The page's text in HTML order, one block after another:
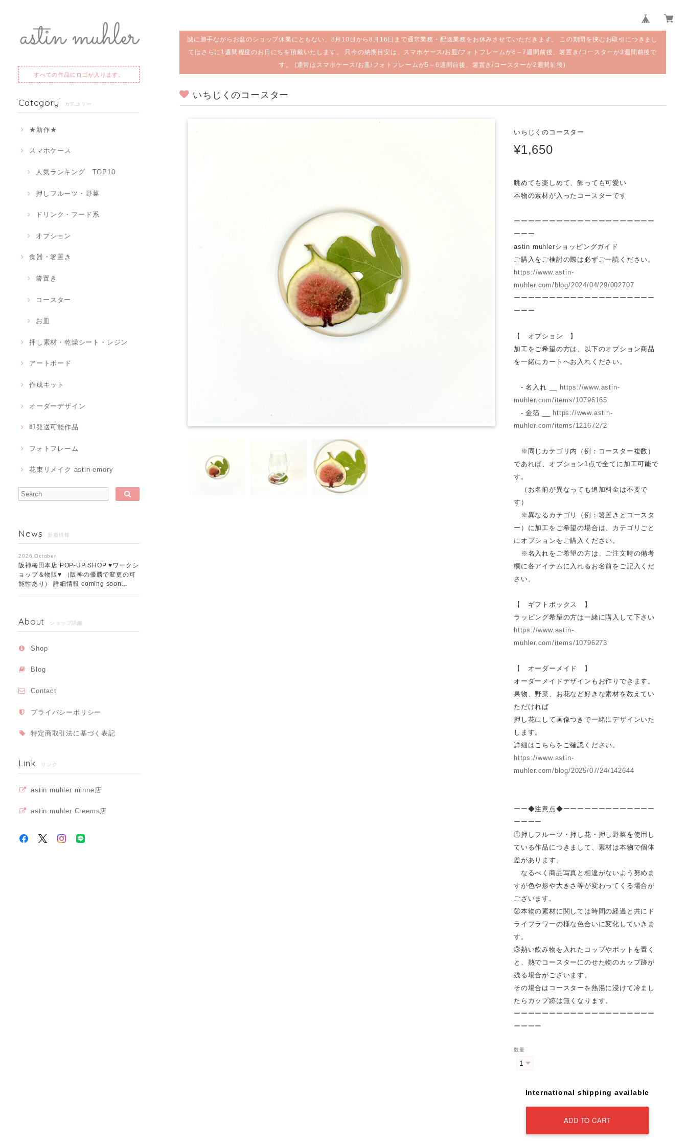
すべての作品にロゴが入ります。
Category カテゴリー
★新作★
スマホケース
人気ランキング TOP10
押しフルーツ・野菜
ドリンク・フード系
オプション
食器・箸置き
箸置き
コースター
お皿
押し素材・乾燥シート・レジン
アートボード
作成キット
オーダーデザイン
即発送可能作品
フォトフレーム
花束リメイク astin emory
News 新着情報
2026.October
阪神梅田本店 POP-UP SHOP ♥ワークシ
ョップ＆物販♥ （阪神の優勝で変更の可
能性あり） 詳細情報 coming soon...
About ショップ詳細
Shop
Blog
Contact
プライバシーポリシー
特定商取引法に基づく表記
Link リンク
astin muhler minne店
astin muhler Creema店
誠に勝手ながらお盆のショップ休業にともない、8月10日から8月16日まで通常業務・配送業務をお休みさせていただきます。 この期間を挟むお取引につきまし
てはさらに1週間程度のお日にちを頂戴いたします。 只今の納期目安は、スマホケース/お皿/フォトフレームが6～7週間前後、箸置き/コースターが3週間前後で
す。 (通常はスマホケース/お皿/フォトフレームが5～6週間前後、箸置き/コースターが2週間前後)
いちじくのコースター
いちじくのコースター
¥1,650
眺めても楽しめて、飾っても可愛い
本物の素材が入ったコースターです
ーーーーーーーーーーーーーーーーーーーー
ーーー
astin muhlerショッピングガイド
ご購入をご検討の際は必ずご一読ください。
https://www.astin-
muhler.com/blog/2024/04/29/002707
ーーーーーーーーーーーーーーーーーーーー
ーーー
【 オプション 】
加工をご希望の方は、以下のオプション商品
を一緒にカートへお入れください。
- 名入れ __
https://www.astin-
muhler.com/items/10796165
- 金箔 __
https://www.astin-
muhler.com/items/12167272
※同じカテゴリ内（例：コースター複数）
であれば、オプション1点で全てに加工可能で
す。
（お名前が異なっても追加料金は不要で
す）
※異なるカテゴリ（例：箸置きとコースタ
ー）に加工をご希望の場合は、カテゴリごと
にオプションをご購入ください。
※名入れをご希望の方は、ご注文時の備考
欄に各アイテムに入れるお名前をご記入くだ
さい。
【 ギフトボックス 】
ラッピング希望の方は一緒に購入して下さい
https://www.astin-
muhler.com/items/10796273
【 オーダーメイド 】
オーダーメイドデザインもお作りできます。
果物、野菜、お花など好きな素材を教えてい
ただければ
押し花にして画像つきで一緒にデザインいた
します。
詳細はこちらをご確認ください。
https://www.astin-
muhler.com/blog/2025/07/24/142644
ーー◆注意点◆ーーーーーーーーーーーーー
ーーーー
①押しフルーツ・押し花・押し野菜を使用し
ている作品につきまして、素材は本物で個体
差があります。
なるべく商品写真と相違がないよう努めま
すが色や形や大きさ等が変わってくる場合が
ございます。
②本物の素材に関しては時間の経過と共にド
ライフラワーの様な色合いに変化していきま
す。
③熱い飲み物を入れたコップやポットを置く
と、熱でコースターにのせた物のカップ跡が
残る場合がございます。
その場合はコースターを熱湯に浸けて冷まし
たらカップ跡は無くなります。
ーーーーーーーーーーーーーーーーーーーー
ーーーー
数量
International shipping available
ADD TO CART